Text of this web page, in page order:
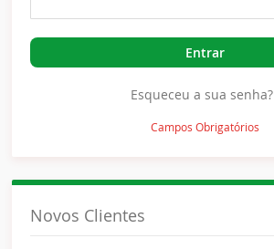
Entrar
Esqueceu a sua senha?
Novos Clientes